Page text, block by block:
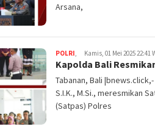
Arsana,
POLRI Kamis, 01 Mei 2025 22:41
Kapolda Bali
Tabanan, Bali
S.I.K., M.Si., meresmikan
(Satpas) Polres